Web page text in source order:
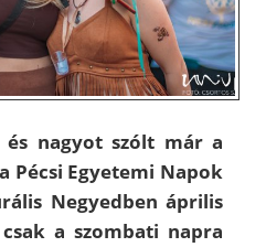
és nagyot szólt már a
Pécsi Egyetemi Napok
Negyedben április
a szombati napra